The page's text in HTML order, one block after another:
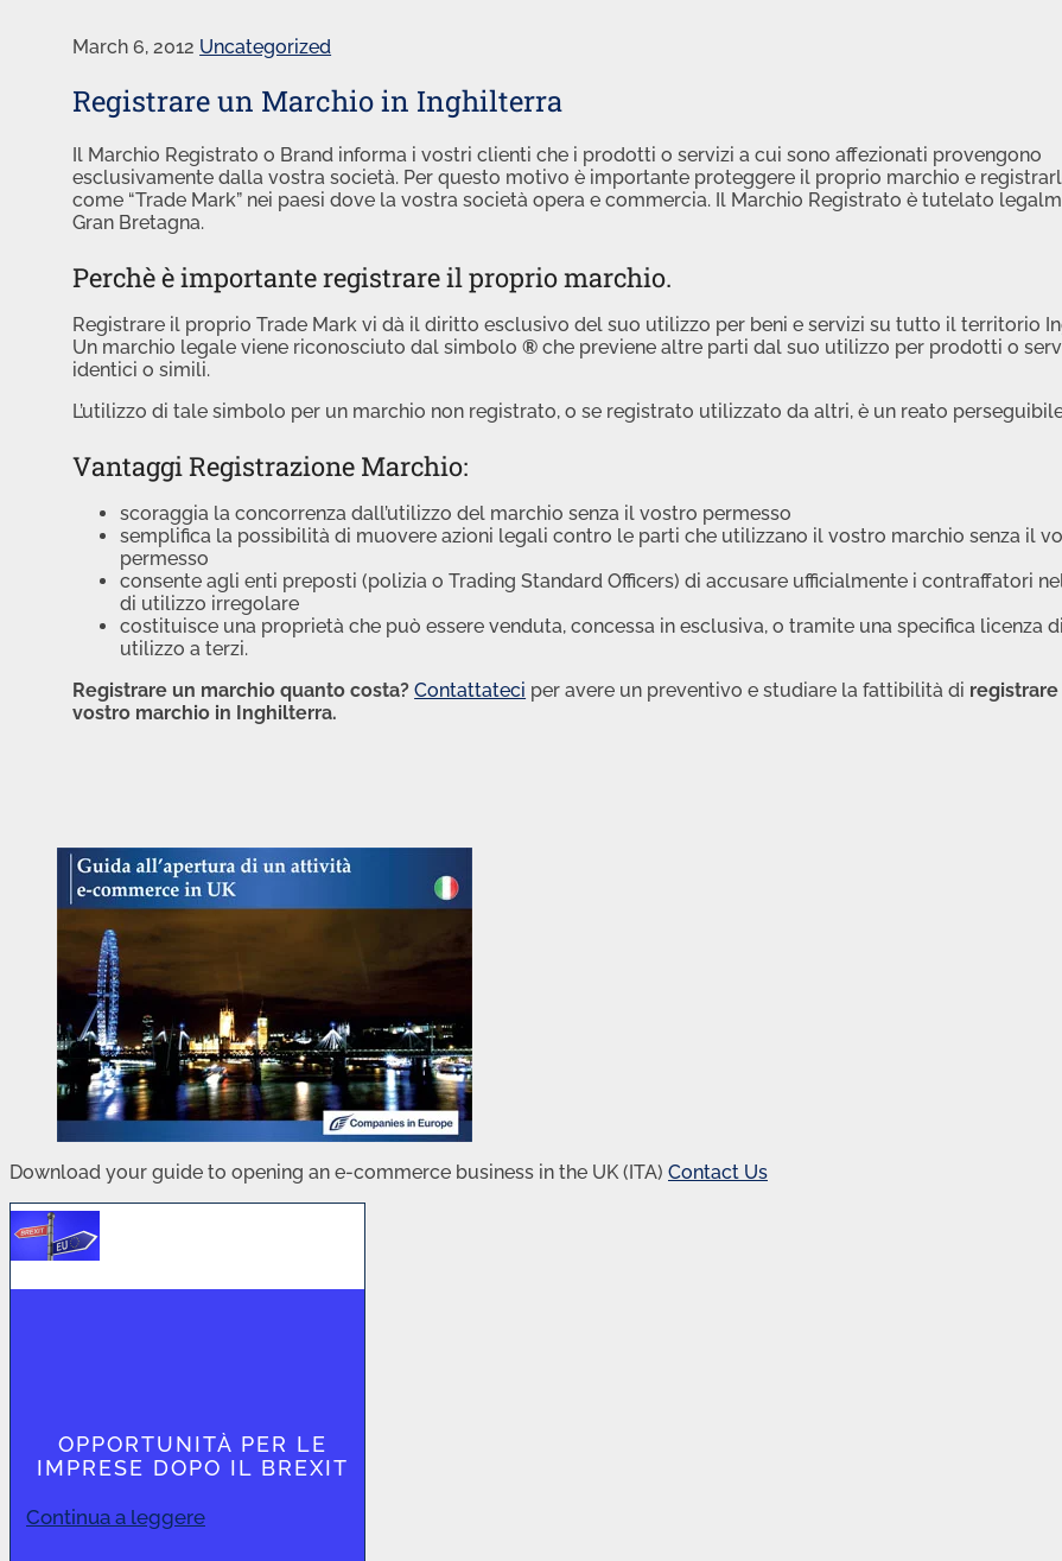
March 6, 2012 Uncategorized
Registrare un Marchio in Inghilterra
Il Marchio Registrato o Brand informa i vostri clienti che i prodotti o servizi a cui sono affezionati provengono
esclusivamente dalla vostra società. Per questo motivo è importante proteggere il proprio marchio e
come “Trade Mark” nei paesi dove la vostra società opera e commercia. Il Marchio Registrato è tutelato
Gran Bretagna.
Perchè è importante registrare il proprio marchio.
Registrare il proprio Trade Mark vi dà il diritto esclusivo del suo utilizzo per beni e servizi su tutto il territorio
Un marchio legale viene riconosciuto dal simbolo ® che previene altre parti dal suo utilizzo per prodotti o
identici o simili.
L’utilizzo di tale simbolo per un marchio non registrato, o se registrato utilizzato da altri, è un reato
Vantaggi Registrazione Marchio:
scoraggia la concorrenza dall’utilizzo del marchio senza il vostro permesso
semplifica la possibilità di muovere azioni legali contro le parti che utilizzano il vostro marchio senza il
permesso
consente agli enti preposti (polizia o Trading Standard Officers) di accusare ufficialmente i contraffatori
di utilizzo irregolare
costituisce una proprietà che può essere venduta, concessa in esclusiva, o tramite una specifica licenza di
utilizzo a terzi.
Registrare un marchio quanto costa? Contattateci per avere un preventivo e studiare la fattibilità di
vostro marchio in Inghilterra.
Download your guide to opening an e-commerce business in the UK (ITA) Contact Us
OPPORTUNITÀ PER LE
IMPRESE DOPO IL BREXIT
Continua a leggere